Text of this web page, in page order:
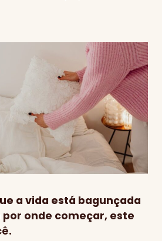
a vida está bagunçada
por onde começar, este